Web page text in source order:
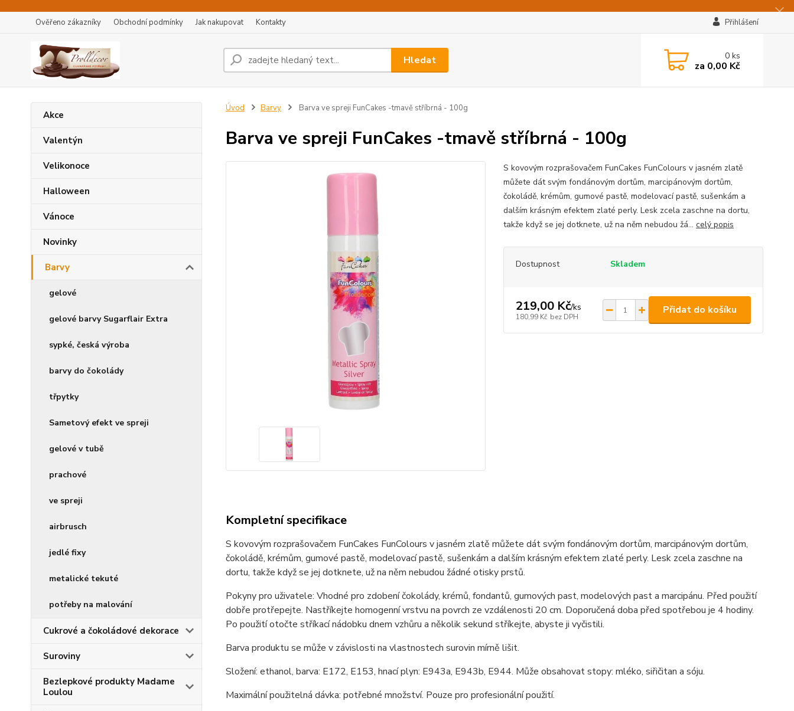
Ověřeno zákazníky Obchodní podmínky Jak nakupovat Kontakty Přihlášení
Hledat 0ks
za 0,00 Kč
Akce
Valentýn
Velikonoce
Halloween
Vánoce
Novinky
Barvy
gelové
gelové barvy Sugarflair Extra
sypké, česká výroba
barvy do čokolády
třpytky
Sametový efekt ve spreji
gelové v tubě
prachové
ve spreji
airbrusch
jedlé fixy
metalické tekuté
potřeby na malování
Cukrové a čokoládové dekorace
Suroviny
Bezlepkové produkty Madame
Loulou
Úvod Barvy Barva ve spreji FunCakes -tmavě stříbrná - 100g
Barva ve spreji FunCakes -tmavě stříbrná - 100g
S kovovým rozprašovačem FunCakes FunColours v jasném zlatě
můžete dát svým fondánovým dortům, marcipánovým dortům,
čokoládě, krémům, gumové pastě, modelovací pastě, sušenkám a
dalším krásným efektem zlaté perly. Lesk zcela zaschne na dortu,
takže když se jej dotknete, už na něm nebudou žá... celý popis
Dostupnost Skladem
219,00 Kč/ks
180,99 Kč bez DPH
Přidat do košíku
Kompletní specifikace
S kovovým rozprašovačem FunCakes FunColours v jasném zlatě můžete dát svým fondánovým dortům, marcipánovým dortům,
čokoládě, krémům, gumové pastě, modelovací pastě, sušenkám a dalším krásným efektem zlaté perly. Lesk zcela zaschne na
dortu, takže když se jej dotknete, už na něm nebudou žádné otisky prstů.
Pokyny pro uživatele: Vhodné pro zdobení čokolády, krémů, fondantů, gumových past, modelových past a marcipánu. Před použití
dobře protřepejte. Nastříkejte homogenní vrstvu na povrch ze vzdálenosti 20 cm. Doporučená doba před spotřebou je 4 hodiny.
Po použití otočte stříkací nádobku dnem vzhůru a několik sekund stříkejte, abyste ji vyčistili.
Barva produktu se může v závislosti na vlastnostech surovin mírně lišit.
Složení: ethanol, barva: E172, E153, hnací plyn: E943a, E943b, E944. Může obsahovat stopy: mléko, siřičitan a sóju.
Maximální použitelná dávka: potřebné množství. Pouze pro profesionální použití.